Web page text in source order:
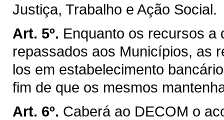
Justiça, Trabalho e Ação Social.
Art. 5º. Enquanto os recursos a
repassados aos Municípios, as
los em estabelecimento
fim de que os mesmos
Art. 6º. Caberá ao DECOM o